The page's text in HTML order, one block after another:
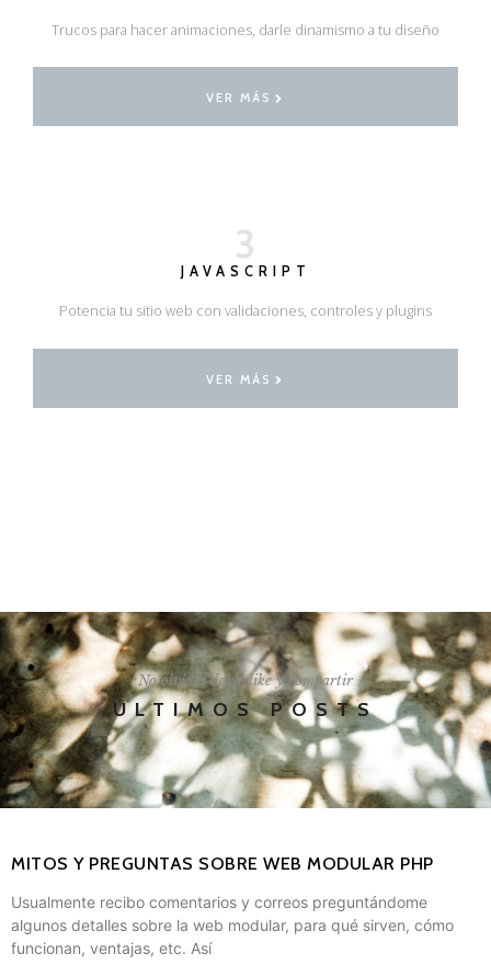
Trucos para hacer animaciones, darle dinamismo a tu diseño
VER MÁS
3
JAVASCRIPT
Potencia tu sitio web con validaciones, controles y plugins
VER MÁS
No olvides darle like y compartir
ÚLTIMOS POSTS
MITOS Y PREGUNTAS SOBRE WEB MODULAR PHP
Usualmente recibo comentarios y correos preguntándome
algunos detalles sobre la web modular, para qué sirven, cómo
funcionan, ventajas, etc. Así